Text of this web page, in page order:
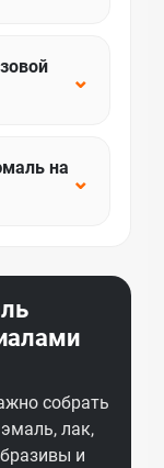
⌄
на
⌄
собрать
лак,
и